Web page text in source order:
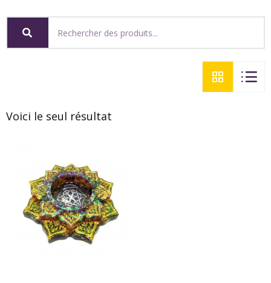
Voici le seul résultat